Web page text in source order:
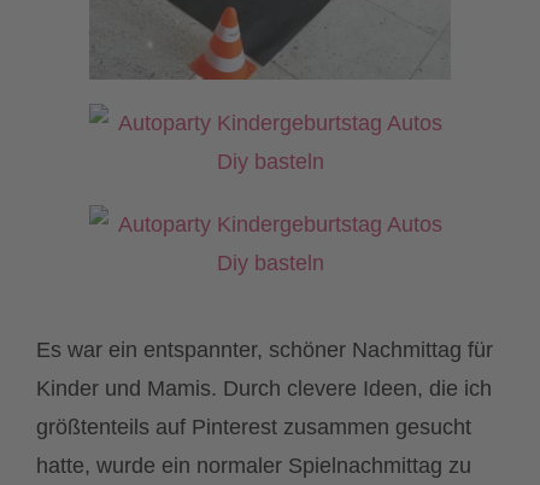
Es war ein entspannter, schöner Nachmittag für
Kinder und Mamis. Durch clevere Ideen, die ich
größtenteils auf Pinterest zusammen gesucht
hatte, wurde ein normaler Spielnachmittag zu